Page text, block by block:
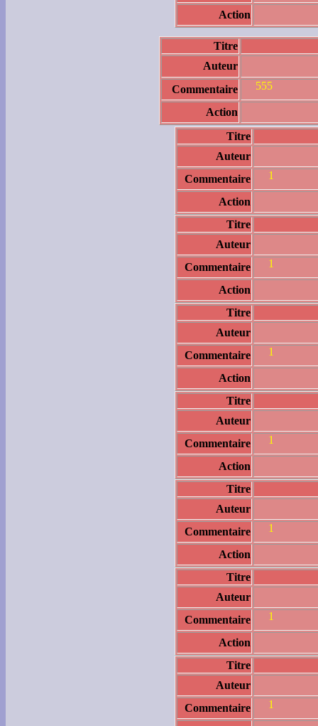
Action
Titre
Auteur
Commentaire
555
Action
Titre
Auteur
Commentaire
1
Action
Titre
Auteur
Commentaire
1
Action
Titre
Auteur
Commentaire
1
Action
Titre
Auteur
Commentaire
1
Action
Titre
Auteur
Commentaire
1
Action
Titre
Auteur
Commentaire
1
Action
Titre
Auteur
Commentaire
1